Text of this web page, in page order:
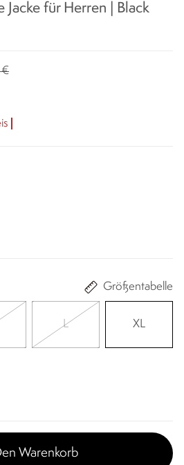
Jacke für Herren | Black
€
Größentabelle
L XL
Warenkorb